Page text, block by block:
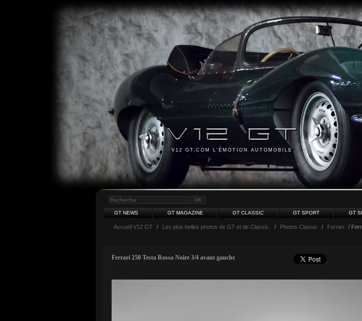
V12 GT.COM L'ÉMOTION AUTOMOBILE
GT NEWS GT MAGAZINE GT CLASSIC GT SPORT GT
Accueil V12 GT / Les plus belles photos de GT et de Classic. / Photos Classic / Ferrari /
Ferrari 250 Testa Rossa Noire 3/4 avant gauche